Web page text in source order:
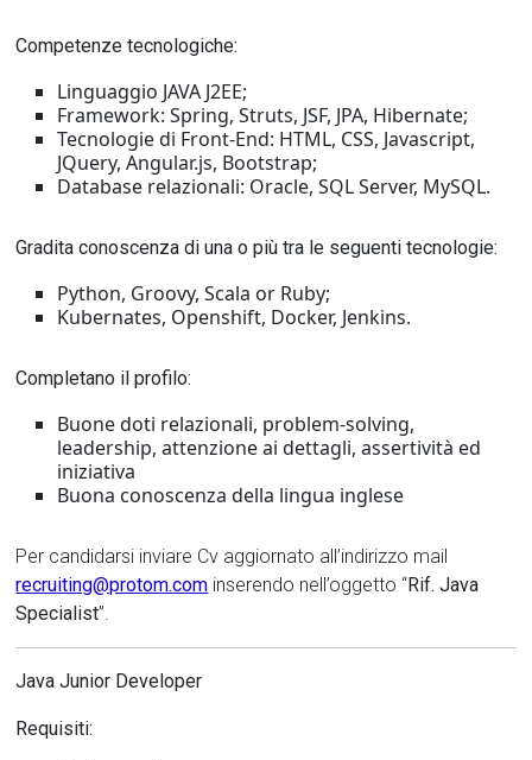
Competenze tecnologiche:
Linguaggio JAVA J2EE;
Framework: Spring, Struts, JSF, JPA, Hibernate;
Tecnologie di Front-End: HTML, CSS, Javascript,
JQuery, Angular.js, Bootstrap;
Database relazionali: Oracle, SQL Server, MySQL.
Gradita conoscenza di una o più tra le seguenti tecnologie:
Python, Groovy, Scala or Ruby;
Kubernates, Openshift, Docker, Jenkins.
Completano il profilo:
Buone doti relazionali, problem-solving,
leadership, attenzione ai dettagli, assertività ed
iniziativa
Buona conoscenza della lingua inglese
Per candidarsi inviare Cv aggiornato all’indirizzo mail
recruiting@protom.com inserendo nell’oggetto “Rif. Java
Specialist”.
Java Junior Developer
Requisiti: